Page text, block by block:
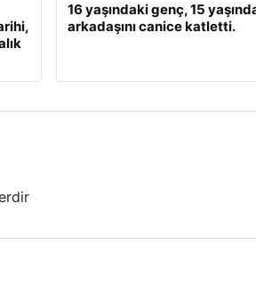
16 yaşındaki genç, 15
arkadaşını canice katletti.